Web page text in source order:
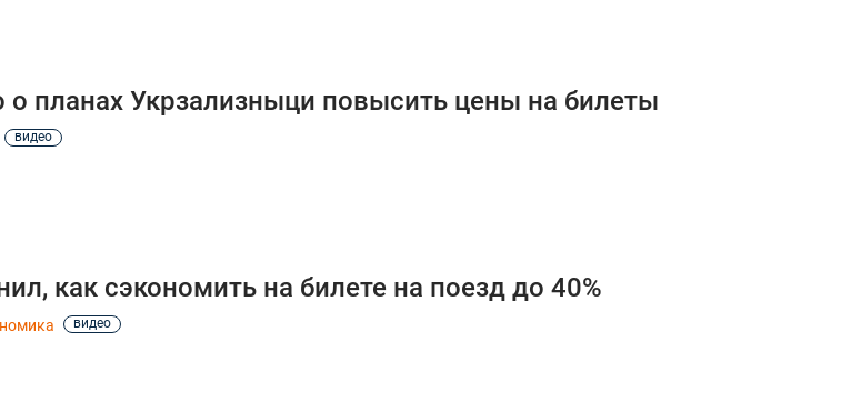
о планах Укрзализныци повысить цены на билеты
видео
как сэкономить на билете на поезд до 40%
видео